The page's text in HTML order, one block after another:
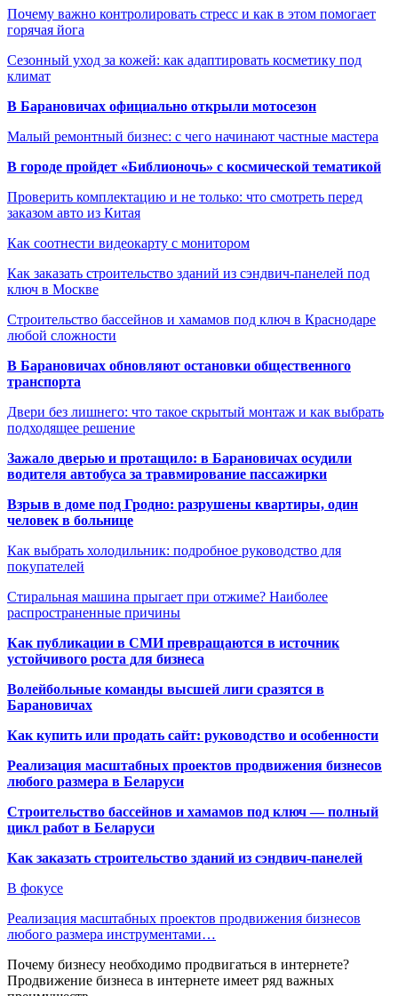
Почему важно контролировать стресс и как в этом помогает
горячая йога
Сезонный уход за кожей: как адаптировать косметику под
климат
В Барановичах официально открыли мотосезон
Малый ремонтный бизнес: с чего начинают частные мастера
В городе пройдет «Библионочь» с космической тематикой
Проверить комплектацию и не только: что смотреть перед
заказом авто из Китая
Как соотнести видеокарту с монитором
Как заказать строительство зданий из сэндвич-панелей под
ключ в Москве
Строительство бассейнов и хамамов под ключ в Краснодаре
любой сложности
В Барановичах обновляют остановки общественного
транспорта
Двери без лишнего: что такое скрытый монтаж и как выбрать
подходящее решение
Зажало дверью и протащило: в Барановичах осудили
водителя автобуса за травмирование пассажирки
Взрыв в доме под Гродно: разрушены квартиры, один
человек в больнице
Как выбрать холодильник: подробное руководство для
покупателей
Стиральная машина прыгает при отжиме? Наиболее
распространенные причины
Как публикации в СМИ превращаются в источник
устойчивого роста для бизнеса
Волейбольные команды высшей лиги сразятся в
Барановичах
Как купить или продать сайт: руководство и особенности
Реализация масштабных проектов продвижения бизнесов
любого размера в Беларуси
Строительство бассейнов и хамамов под ключ — полный
цикл работ в Беларуси
Как заказать строительство зданий из сэндвич-панелей
В фокусе
Реализация масштабных проектов продвижения бизнесов
любого размера инструментами…
Почему бизнесу необходимо продвигаться в интернете?
Продвижение бизнеса в интернете имеет ряд важных